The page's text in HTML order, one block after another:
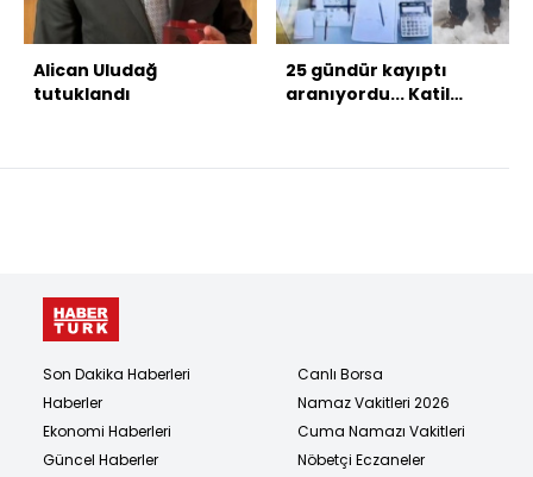
Alican Uludağ
tutuklandı
25 gündür kayıptı
aranıyordu... Katil
Son Dakika Haberleri
Haberler
Ekonomi Haberleri
Güncel Haberler
Canlı Borsa
Namaz Vakitleri 2026
Cuma Namazı Vakitleri
Nöbetçi Eczaneler